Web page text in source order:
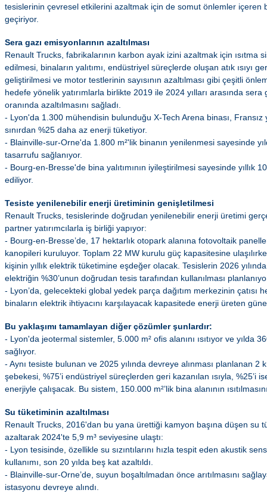
tesislerinin çevresel etkilerini azaltmak için de somut önlemler içeren
geçiriyor.
Sera gazı emisyonlarının azaltılması
Renault Trucks, fabrikalarının karbon ayak izini azaltmak için ısıtma
edilmesi, binaların yalıtımı, endüstriyel süreçlerde oluşan atık ısıyı
geliştirilmesi ve motor testlerinin sayısının azaltılması gibi çeşitli
hedefe yönelik yatırımlarla birlikte 2019 ile 2024 yılları arasında sera
oranında azaltılmasını sağladı.
- Lyon'da 1.300 mühendisin bulunduğu X-Tech Arena binası,
sınırdan %25 daha az enerji tüketiyor.
- Blainville-sur-Orne'da 1.800 m²'lik binanın yenilenmesi sayesinde
tasarrufu sağlanıyor.
- Bourg-en-Bresse'de bina yalıtımının iyileştirilmesi sayesinde yıllık
ediliyor.
Tesiste yenilenebilir enerji üretiminin genişletilmesi
Renault Trucks, tesislerinde doğrudan yenilenebilir enerji üretimi
partner yatırımcılarla iş birliği yapıyor:
- Bourg-en-Bresse’de, 17 hektarlık otopark alanına fotovoltaik
kanopileri kuruluyor. Toplam 22 MW kurulu güç kapasitesine
kişinin yıllık elektrik tüketimine eşdeğer olacak. Tesislerin 2026
elektriğin %30’unun doğrudan tesis tarafından kullanılması
- Lyon’da, gelecekteki global yedek parça dağıtım merkezinin çatısı
binaların elektrik ihtiyacını karşılayacak kapasitede enerji üreten
Bu yaklaşımı tamamlayan diğer çözümler şunlardır:
- Lyon'da jeotermal sistemler, 5.000 m² ofis alanını ısıtıyor ve yılda
sağlıyor.
- Aynı tesiste bulunan ve 2025 yılında devreye alınması planlanan 2
şebekesi, %75’i endüstriyel süreçlerden geri kazanılan ısıyla, %25’i
enerjiyle çalışacak. Bu sistem, 150.000 m²’lik bina alanının
Su tüketiminin azaltılması
Renault Trucks, 2016'dan bu yana ürettiği kamyon başına düşen su
azaltarak 2024'te 5,9 m³ seviyesine ulaştı:
- Lyon tesisinde, özellikle su sızıntılarını hızla tespit eden akustik
kullanımı, son 20 yılda beş kat azaltıldı.
- Blainville-sur-Orne’de, suyun boşaltılmadan önce arıtılmasını
istasyonu devreye alındı.